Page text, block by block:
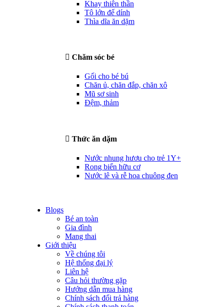
Khay thiên thần
Tô lớn đế dính
Thìa dĩa ăn dặm
Chăm sóc bé
Gối cho bé bú
Chăn ủ, chăn đắp, chăn xô
Mũ sơ sinh
Đệm, thảm
Thức ăn dặm
Nước nhung hươu cho trẻ 1Y+
Rong biển hữu cơ
Nước lê và rễ hoa chuông đen
Blogs
Bé an toàn
Gia đình
Mang thai
Giới thiệu
Về chúng tôi
Hệ thống đại lý
Liên hệ
Câu hỏi thường gặp
Hướng dẫn mua hàng
Chính sách đổi trả hàng